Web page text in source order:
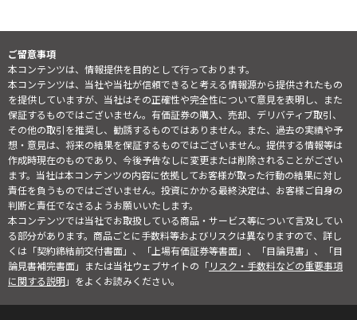
ご留意事項
本コンテンツは、情報提供を目的として行っております。
本コンテンツは、当社や当社が信頼できると考える情報源から提供されたもの
を提供していますが、当社はその正確性や完全性について意見を表明し、また
保証するものではございません。有価証券の購入、売却、デリバティブ取引、
その他の取引を推奨し、勧誘するものではありません。また、過去の実績や予
想・意見は、将来の結果を保証するものではございません。提供する情報等は
作成時現在のものであり、今後予告なしに変更または削除されることがござい
ます。当社は本コンテンツの内容に依拠してお客様が取った行動の結果に対し
責任を負うものではございません。投資にかかる最終決定は、お客様ご自身の
判断と責任でなさるようお願いいたします。
本コンテンツでは当社でお取扱している商品・サービス等について言及してい
る部分があります。商品ごとに手数料等およびリスクは異なりますので、詳し
くは「契約締結前交付書面」、「上場有価証券等書面」、「目論見書」、「目
論見書補完書面」または当社ウェブサイトの「リスク・手数料などの重要事項
に関する説明」をよくお読みください。